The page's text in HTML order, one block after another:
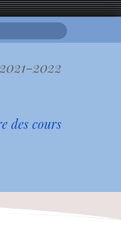
2022
des cours